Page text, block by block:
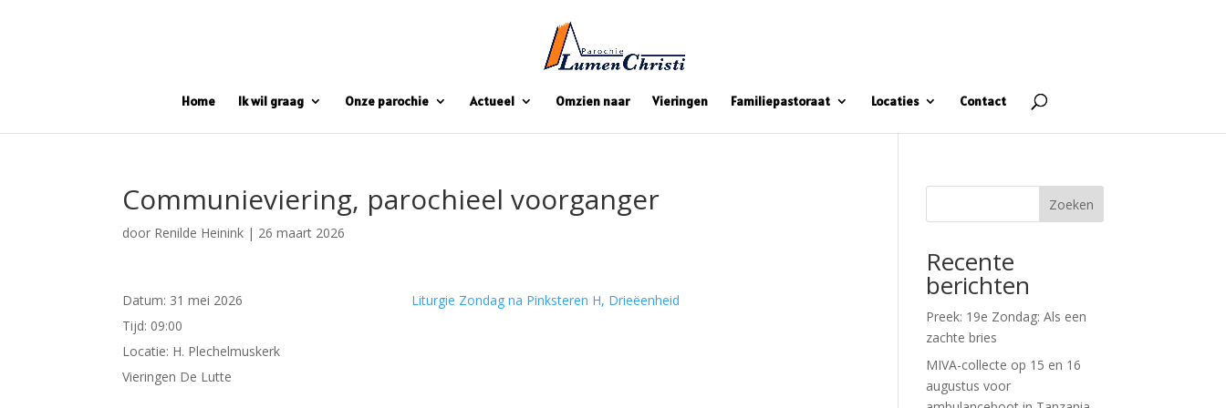
Home Ik wil graag Onze parochie Actueel Omzien naar Vieringen Familiepastoraat Locaties Contact
Communieviering, parochieel voorganger
door Renilde Heinink | 26 maart 2026
Datum: 31 mei 2026
Tijd: 09:00
Locatie: H. Plechelmuskerk
Vieringen De Lutte
Liturgie Zondag na Pinksteren H, Drieëenheid
Zoeken
Recente
berichten
Preek: 19e Zondag: Als een
zachte bries
MIVA-collecte op 15 en 16
augustus voor